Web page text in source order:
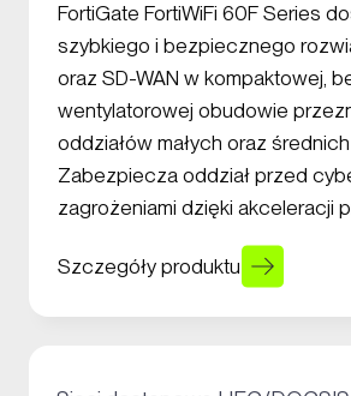
FortiGate FortiWiFi 60F Series
szybkiego i bezpiecznego
oraz SD-WAN w kompaktowej,
wentylatorowej obudowie
oddziałów małych oraz średnich
Zabezpiecza oddział przed
zagrożeniami dzięki akceleracji
Szczegóły produktu